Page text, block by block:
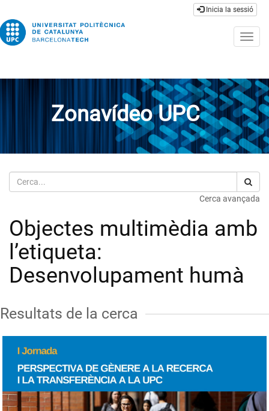
Inicia la sessió
Zonavídeo UPC
Cerca
Cerca avançada
Objectes multimèdia amb
l’etiqueta:
Desenvolupament humà
Resultats de la cerca